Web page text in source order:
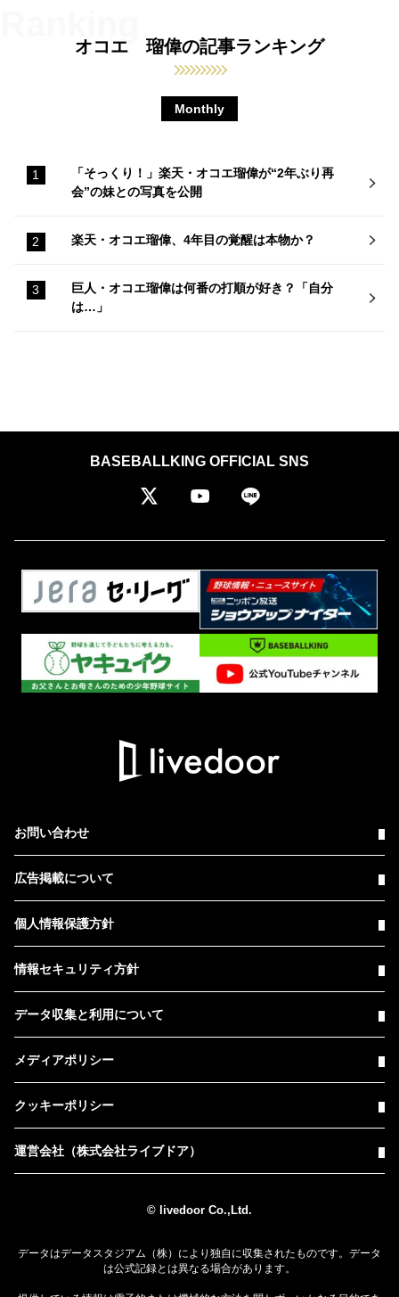
オコエ 瑠偉の記事ランキング
Monthly
「そっくり！」楽天・オコエ瑠偉が“2年ぶり再
会”の妹との写真を公開
楽天・オコエ瑠偉、4年目の覚醒は本物か？
巨人・オコエ瑠偉は何番の打順が好き？「自分
は…」
BASEBALLKING OFFICIAL SNS
お問い合わせ
広告掲載について
個人情報保護方針
情報セキュリティ方針
データ収集と利用について
メディアポリシー
クッキーポリシー
運営会社（株式会社ライブドア）
© livedoor Co.,Ltd.
データはデータスタジアム（株）により独自に収集されたものです。データ
は公式記録とは異なる場合があります。